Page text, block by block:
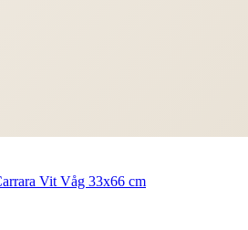
Vit Våg 33x66 cm